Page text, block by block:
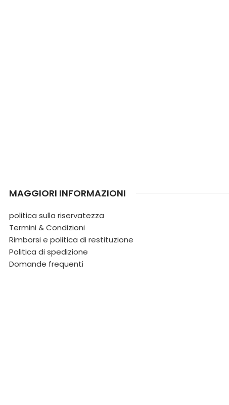
MAGGIORI INFORMAZIONI
politica sulla riservatezza
Termini & Condizioni
Rimborsi e politica di restituzione
Politica di spedizione
Domande frequenti